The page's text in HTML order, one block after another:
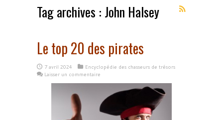
Tag archives : John Halsey
Le top 20 des pirates
7 avril 2024
Encyclopédie des chasseurs de trésors
Laisser un commentaire